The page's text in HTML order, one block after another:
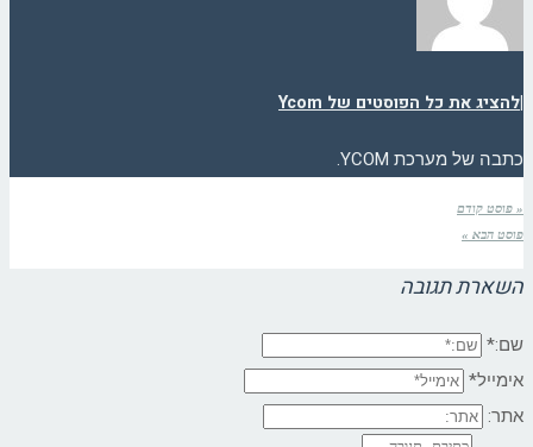
|להציג את כל הפוסטים של Ycom
כתבה של מערכת YCOM.
« פוסט קודם
פוסט הבא »
השארת תגובה
שם:*
אימייל*
אתר: